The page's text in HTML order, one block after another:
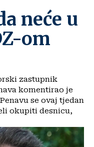
neće u
om
zastupnik
komentirao je
okupiti desnicu,